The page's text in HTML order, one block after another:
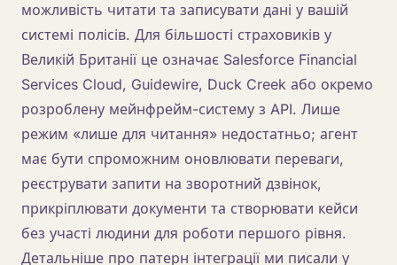
можливість читати та записувати дані у вашій
системі полісів. Для більшості страховиків у
Великій Британії це означає Salesforce Financial
Services Cloud, Guidewire, Duck Creek або окремо
розроблену мейнфрейм-систему з API. Лише
режим «лише для читання» недостатньо; агент
має бути спроможним оновлювати переваги,
реєструвати запити на зворотний дзвінок,
прикріплювати документи та створювати кейси
без участі людини для роботи першого рівня.
Детальніше про патерн інтеграції ми писали у